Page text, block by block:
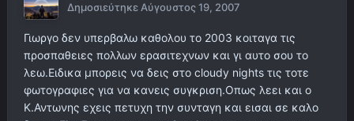
ΔημοσιεύτηκεΑύγουστος 19, 2007
Γιωργο δεν υπερβαλω καθολου το 2003 κοιταγα τις
προσπαθειες πολλων ερασιτεχνων και γι αυτο σου το
λεω.Ειδικα μπορεις να δεις στο cloudy nights τις τοτε
φωτογραφιες για να κανεις συγκριση.Οπως λεει και ο
Κ.Αντωνης εχεις πετυχη την συνταγη και εισαι σε καλο